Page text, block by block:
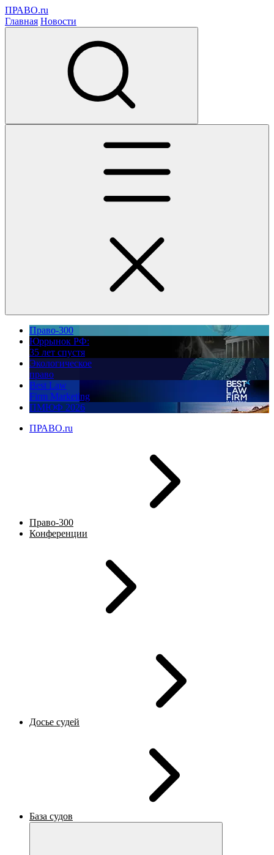
ПРАВО.ru
Главная Новости
Право-300
Юррынок РФ:
35 лет спустя
Экологическое
право
Best Law
Firm Marketing
ПМЮФ 2026
ПРАВО.ru
Право-300
Конференции
Досье судей
База судов